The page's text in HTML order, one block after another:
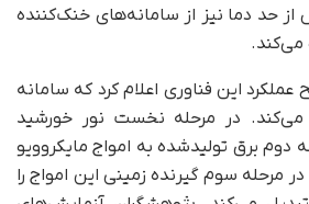
از حد دما نیز از سامانه‌های خنک‌کننده
می‌کند.
این فناوری اعلام کرد که سامانه
در مرحله نخست نور خورشید
دوم برق تولیدشده به امواج مایکروویو
مرحله سوم گیرنده زمینی این امواج را